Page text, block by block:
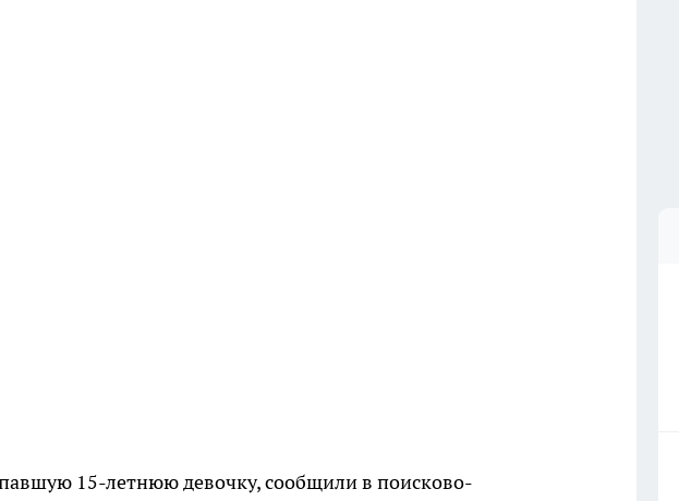
15-летнюю девочку, сообщили в поисково-